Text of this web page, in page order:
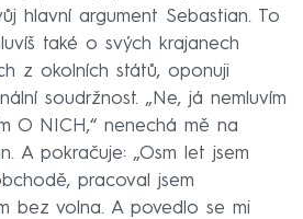
hlavní argument Sebastian. To
také o svých krajanech
z okolních států, oponuji
soudržnost. „Ne, já nemluvím
O NICH,“ nenechá mě na
A pokračuje: „Osm let jsem
pracoval jsem
bez volna. A povedlo se mi